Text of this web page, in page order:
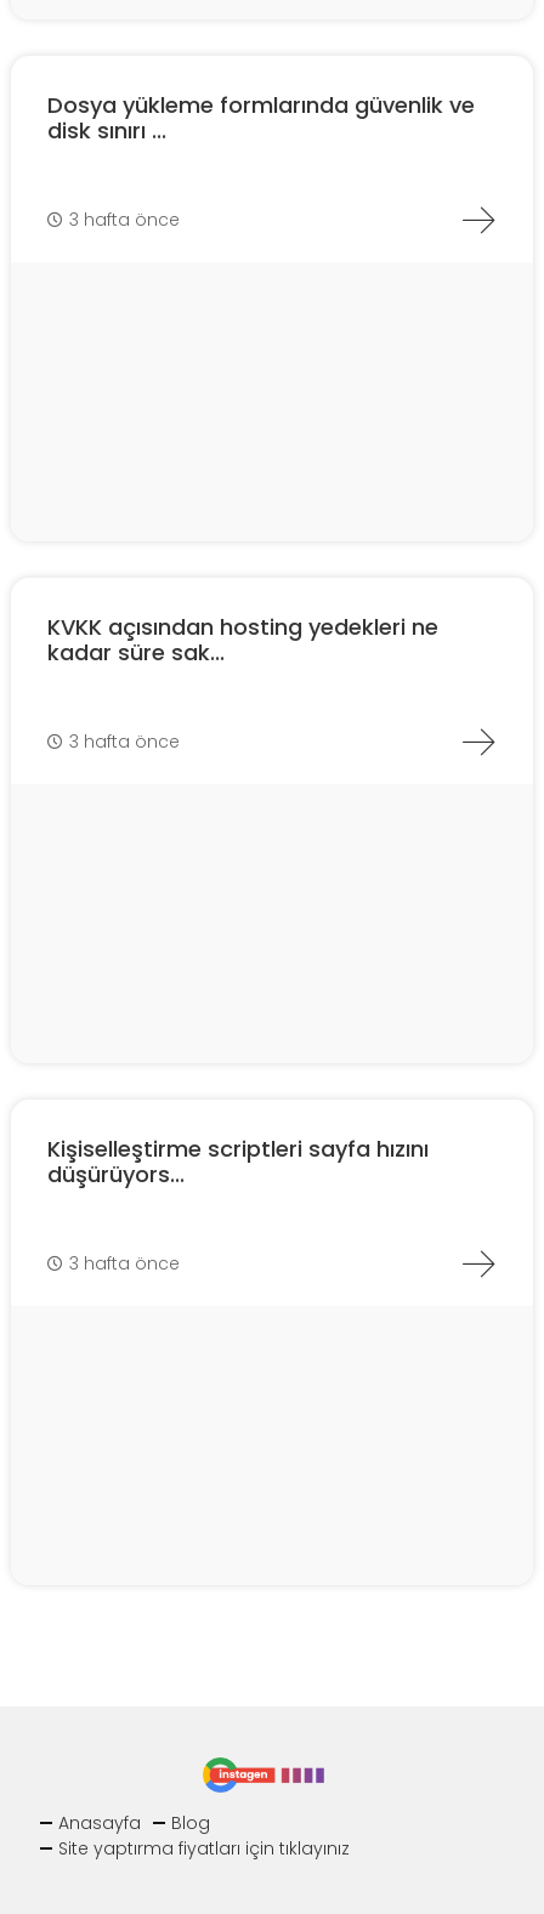
Dosya yükleme formlarında güvenlik ve
disk sınırı ...
3 hafta önce
KVKK açısından hosting yedekleri ne
kadar süre sak...
3 hafta önce
Kişiselleştirme scriptleri sayfa hızını
düşürüyors...
3 hafta önce
Anasayfa
Blog
Site yaptırma fiyatları için tıklayınız